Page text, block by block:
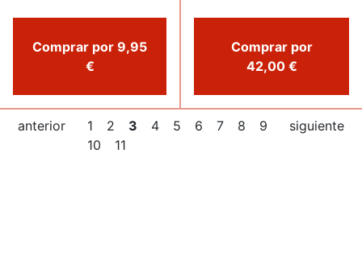
Comprar por 9,95
€
Comprar por
42,00 €
anterior 1 2 3 4 5 6 7 8
9
10
11
siguiente